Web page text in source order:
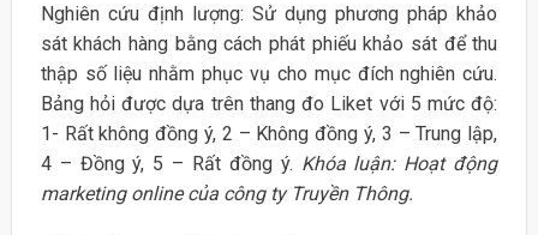
Nghiên cứu định lượng: Sử dụng phương pháp khảo
sát khách hàng bằng cách phát phiếu khảo sát để thu
thập số liệu nhằm phục vụ cho mục đích nghiên cứu.
Bảng hỏi được dựa trên thang đo Liket với 5 mức độ:
1- Rất không đồng ý, 2 – Không đồng ý, 3 – Trung lập,
4 – Đồng ý, 5 – Rất đồng ý. Khóa luận: Hoạt động
marketing online của công ty Truyền Thông.